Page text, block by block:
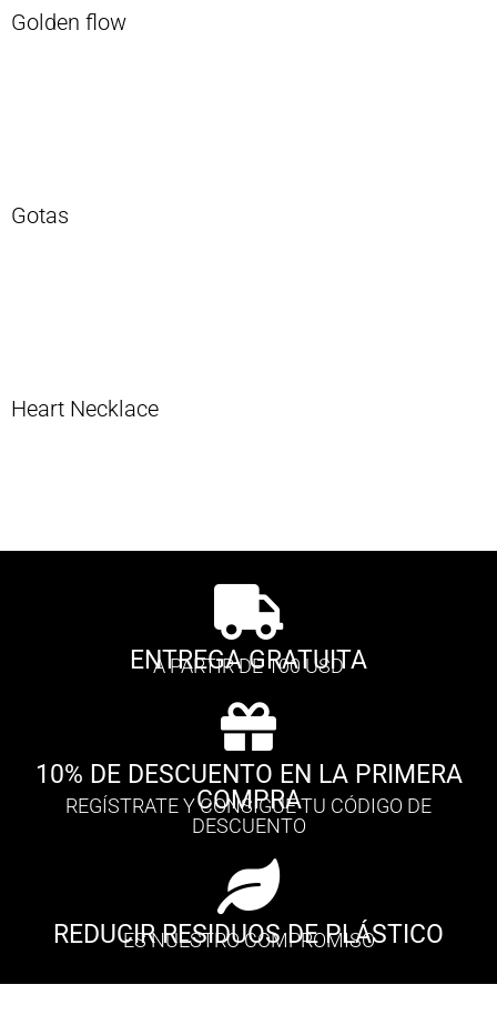
Golden flow
Gotas
Heart Necklace
ENTREGA GRATUITA
A PARTIR DE 100 USD
10% DE DESCUENTO EN LA PRIMERA
COMPRA
REGÍSTRATE Y CONSIGUE TU CÓDIGO DE
DESCUENTO
REDUCIR RESIDUOS DE PLÁSTICO
ES NUESTRO COMPROMISO